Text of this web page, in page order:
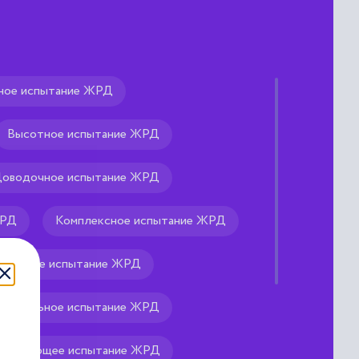
наличие
испытание ЖРД
Высотное испытание ЖРД
испытание ЖРД
Комплексное испытание ЖРД
испытание ЖРД
Предельное испытание ЖРД
Уточняющее испытание ЖРД